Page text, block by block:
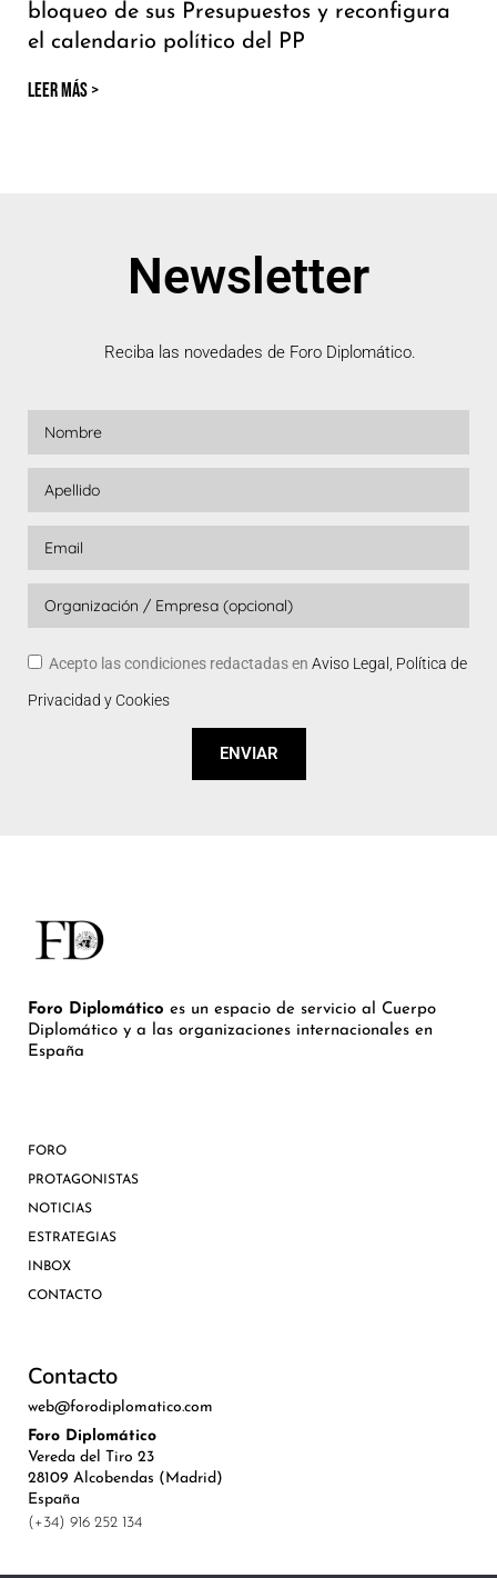
bloqueo de sus Presupuestos y reconfigura
el calendario político del PP
LEER MÁS >
Newsletter
Reciba las novedades de Foro Diplomático.
Acepto las condiciones redactadas en Aviso Legal, Política de
Privacidad y Cookies
ENVIAR
Foro Diplomático es un espacio de servicio al Cuerpo
Diplomático y a las organizaciones internacionales en
España
FORO
PROTAGONISTAS
NOTICIAS
ESTRATEGIAS
INBOX
CONTACTO
Contacto
web@forodiplomatico.com
Foro Diplomático
Vereda del Tiro 23
28109 Alcobendas (Madrid)
España
(+34) 916 252 134